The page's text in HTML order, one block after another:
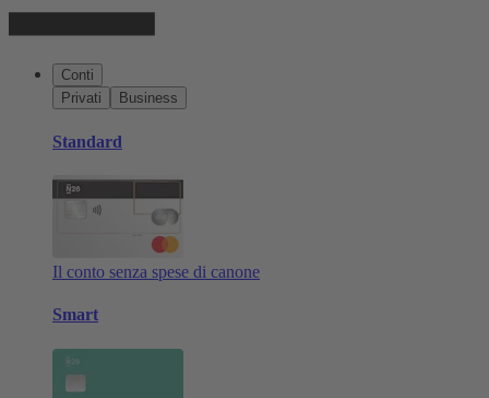
Conti
Privati
Business
Standard
Il conto senza spese di canone
Smart